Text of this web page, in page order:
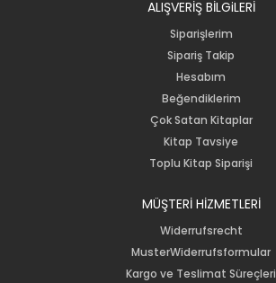
ALIŞVERİŞ BİLGiLERİ
Siparişlerim
Sipariş Takip
Hesabım
Beğendiklerim
Çok Satan Kitaplar
Kitap Tavsiye
Toplu Kitap Siparişi
MÜŞTERİ HİZMETLERİ
Widerrufsrecht
MusterWiderrufsformular
Kargo ve Teslimat Süreçleri